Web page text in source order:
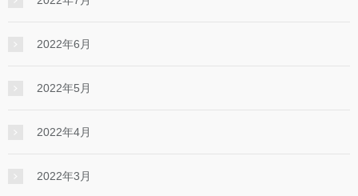
2022年6月
2022年5月
2022年4月
2022年3月